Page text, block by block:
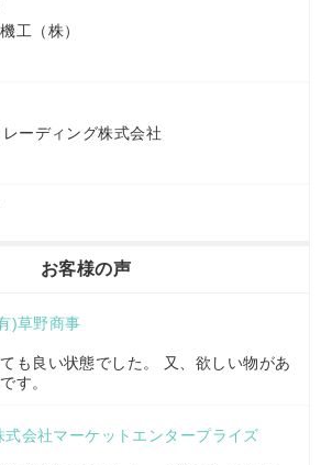
カドワキ機械（旧ナカガワ農機商会）
ーディング株式会社
工（株）
ーディング株式会社
商事
お客様の声
)草野商事
も良い状態でした。 又、欲しい物があ
す。
式会社マーケットエンタープライズ